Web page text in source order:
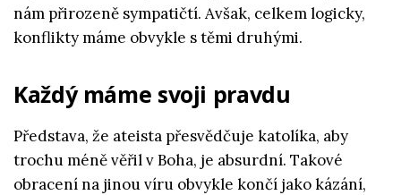
nám přirozeně sympatičtí. Avšak, celkem logicky,
konflikty máme obvykle s těmi druhými.
Každý máme svoji pravdu
Představa, že ateista přesvědčuje katolíka, aby
trochu méně věřil v Boha, je absurdní. Takové
obracení na jinou víru obvykle končí jako kázání,